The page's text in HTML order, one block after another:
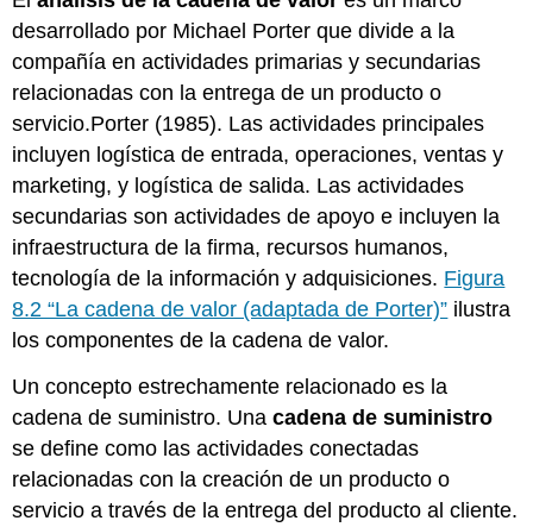
4
Ejemplo
2:
La
de
Dell
en
mercado
chino
de
computadoras
FODA
Integrado
FODA
Rápido
Apoyado
desarrollado por Michael Porter que divide a la
compañía en actividades primarias y secundarias
relacionadas con la entrega de un producto o
servicio.Porter (1985). Las actividades principales
incluyen logística de entrada, operaciones, ventas y
marketing, y logística de salida. Las actividades
secundarias son actividades de apoyo e incluyen la
infraestructura de la firma, recursos humanos,
tecnología de la información y adquisiciones. Figura
8.2 “La cadena de valor (adaptada de Porter)” ilustra
los componentes de la cadena de valor.
Un concepto estrechamente relacionado es la
cadena de suministro. Unacadena de suministro
se define como las actividades conectadas
relacionadas con la creación de un producto o
servicio a través de la entrega del producto al cliente.